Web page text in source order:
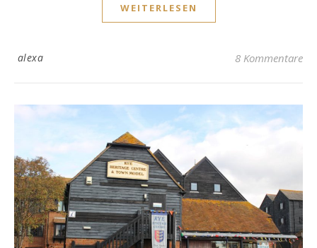
WEITERLESEN
alexa 8 Kommentare